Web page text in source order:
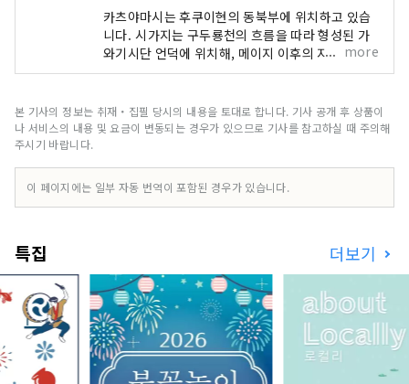
카츠야마시는 후쿠이현의 동북부에 위치하고 있습
니다. 시가지는 구두룡천의 흐름을 따라 형성된 가
와기시단 언덕에 위치해, 메이지 이후의 지방산업인
섬유산업을 기간산업으로 한 상공업과, 옛부터 농림
당사는 지역과 협동해, 관광 지역 만들기를 실시하
는 DMO(관광 지역 만들기 법인)입니다. 카츠야마
관광 컨텐츠의 보고! 카츠야마를 많은 분들에게 체
감해 주는 가이드 투어나 공룡 박물관의 주차장내에
있는 「지오 터미널」, 2020년 6월에 오픈한 「미
관광을 축으로 하여 새로운 사업의 창조에도 적극적
으로 도전해, 카츠야마의 거리의 활성화를 목표로
하고 있습니다.
more
본 기사의 정보는 취재・집필 당시의 내용을 토대로 합니다. 기사 공개 후 상품이
나 서비스의 내용 및 요금이 변동되는 경우가 있으므로 기사를 참고하실 때 주의해
주시기 바랍니다.
이 페이지에는 일부 자동 번역이 포함된 경우가 있습니다.
특집 더보기